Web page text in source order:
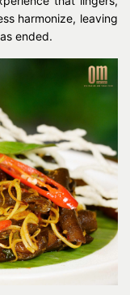
harmonize, leaving
ended.